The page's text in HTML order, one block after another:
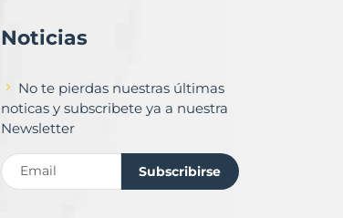
Noticias
No te pierdas nuestras últimas
noticas y subscribete ya a nuestra
Newsletter
Subscribirse